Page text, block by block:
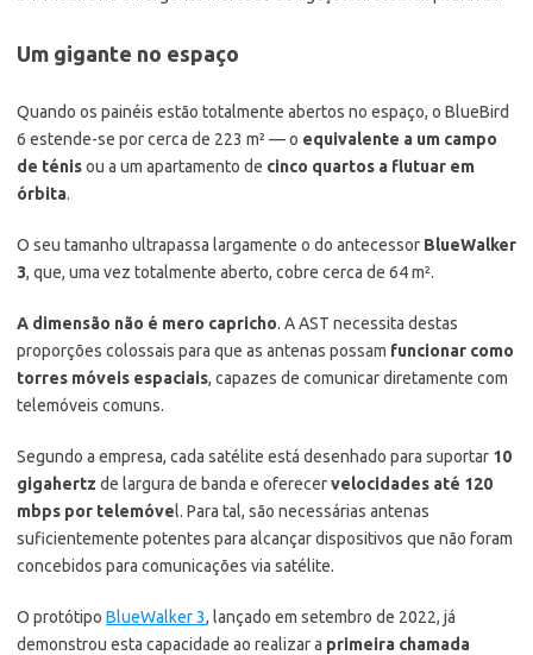
Um gigante no espaço
Quando os painéis estão totalmente abertos no espaço, o BlueBird
6 estende-se por cerca de 223 m² — o equivalente a um campo
de ténisou a um apartamento de cinco quartos a flutuar em
órbita.
O seu tamanho ultrapassa largamente o do antecessor BlueWalker
3, que, uma vez totalmente aberto, cobre cerca de 64 m².
A dimensão não é mero capricho. A AST necessita destas
proporções colossais para que as antenas possam funcionar como
torres móveis espaciais, capazes de comunicar diretamente com
telemóveis comuns.
Segundo a empresa, cada satélite está desenhado para suportar 10
gigahertz de largura de banda e oferecervelocidades até 120
mbps por telemóvel. Para tal, são necessárias antenas
suficientemente potentes para alcançar dispositivos que não foram
concebidos para comunicações via satélite.
O protótipo BlueWalker 3, lançado em setembro de 2022, já
demonstrou esta capacidade ao realizar a primeira chamada